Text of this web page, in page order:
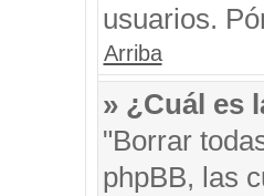
usuarios.
Arriba
» ¿Cuál es
"Borrar
phpBB, las